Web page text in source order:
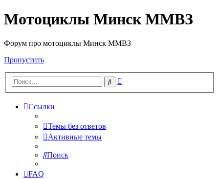
Мотоциклы Минск ММВЗ
Форум про мотоциклы Минск ММВЗ
Пропустить
Поиск
Ссылки
Темы без ответов
Активные темы
Поиск
FAQ